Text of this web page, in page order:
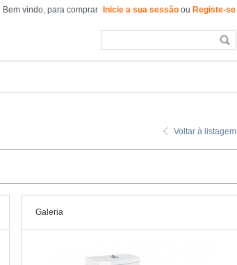
Bem vindo, para comprar Inicie a sua sessão ou Registe-se
Voltar à listagem
Galeria